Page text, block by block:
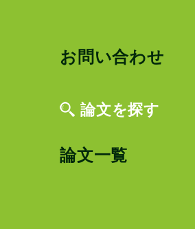
お問い合わせ
論文を探す
論文一覧